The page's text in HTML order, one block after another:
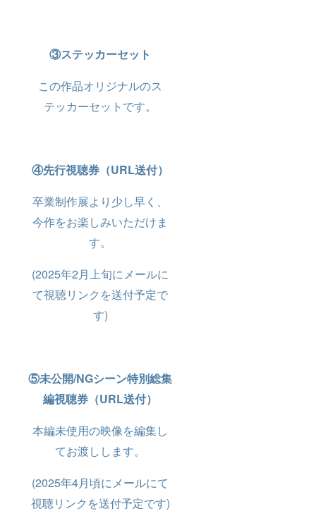
③ステッカーセット
この作品オリジナルのス
テッカーセットです。
④先行視聴券（URL送付）
卒業制作展より少し早く、
今作をお楽しみいただけま
す。
(2025年2月上旬にメールに
て視聴リンクを送付予定で
す)
⑤未公開/NGシーン特別総集
編視聴券（URL送付）
本編未使用の映像を編集し
てお渡しします。
(2025年4月頃にメールにて
視聴リンクを送付予定です)